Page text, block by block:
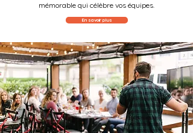
mémorable qui célèbre vos équipes.
En savoir plus